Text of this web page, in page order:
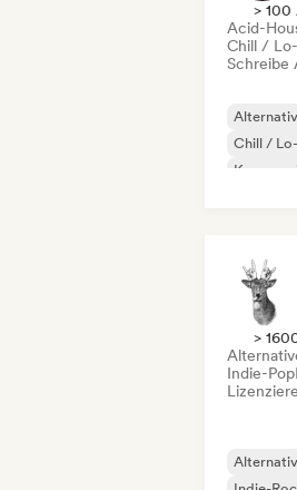
>
Acid-
Chill /
Schreibe
Chill /
>
Indie-Pop